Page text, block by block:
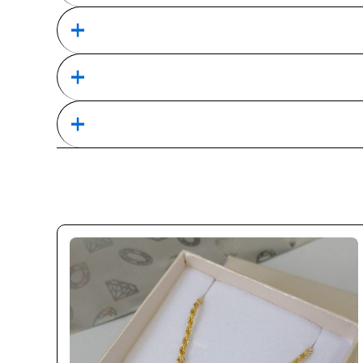
זמן הייצור תלוי במורכבות התכשיט, באורך השרשרת